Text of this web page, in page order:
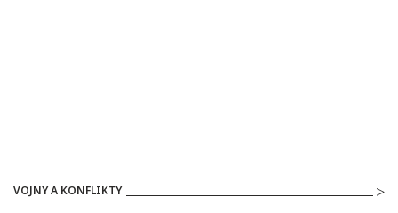
VOJNY A KONFLIKTY